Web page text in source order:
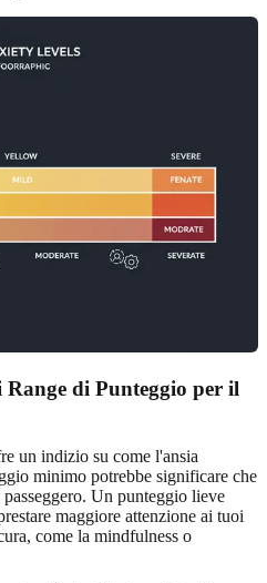
di Punteggio per il
un indizio su come l'ansia
minimo potrebbe significare che
passeggero. Un punteggio lieve
maggiore attenzione ai tuoi
come la mindfulness o